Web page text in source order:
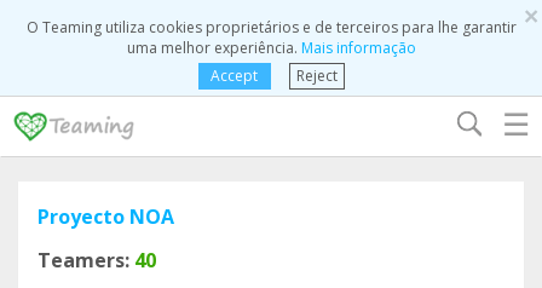
×
O Teaming utiliza cookies proprietários e de terceiros para lhe garantir
uma melhor experiência. Mais informação
Accept
Reject
☰
Proyecto NOA
Teamers: 40